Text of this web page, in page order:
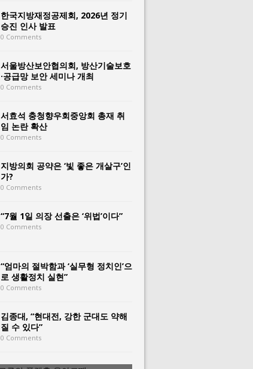
한국지방재정공제회, 2026년 정기
승진 인사 발표
0 Comments
서울방산보안협의회, 방산기술보호
·공급망 보안 세미나 개최
0 Comments
서효석 충청향우회중앙회 총재 취
임 논란 확산
0 Comments
지방의회 공약은 ‘빛 좋은 개살구’인
가?
0 Comments
“7월 1일 의장 선출은 ‘위법’이다”
0 Comments
“엄마의 절박함과 ‘실무형 정치인’으
로 생활정치 실현”
0 Comments
김종대, “현대전, 강한 군대도 약해
질 수 있다”
0 Comments